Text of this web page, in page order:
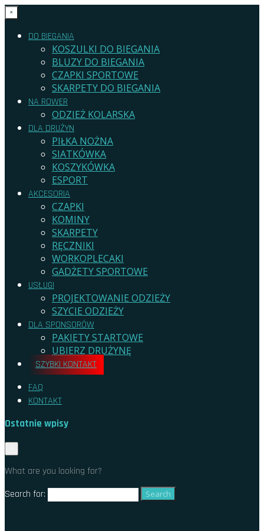
×
DO BIEGANIA
KOSZULKI DO BIEGANIA
BLUZY DO BIEGANIA
CZAPKI SPORTOWE
SKARPETY DO BIEGANIA
NA ROWER
ODZIEŻ KOLARSKA
DLA DRUŻYN
PIŁKA NOŻNA
SIATKÓWKA
KOSZYKÓWKA
ESPORT
AKCESORIA
CZAPKI
KOMINY
SKARPETY
RĘCZNIKI
WORKOPLECAKI
GADŻETY SPORTOWE
USŁUGI
PROJEKTOWANIE ODZIEŻY
SZYCIE ODZIEŻY
DLA SPONSORÓW
PAKIETY STARTOWE
UBIERZ DRUŻYNĘ
SZYBKI KONTAKT
FAQ
KONTAKT
Ostatnie wpisy
SPORTOWEJ ONLINE
JAKIE SĄ NAJLEPSZE MATERIAŁY ODZIEŻY SPORTOWEJ DO
WYSOKICH TEMPERATUR
What are you looking for?
Search for: